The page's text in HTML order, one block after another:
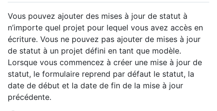
Vous pouvez ajouter des mises à jour de statut à
n’importe quel projet pour lequel vous avez accès en
écriture. Vous ne pouvez pas ajouter de mises à jour
de statut à un projet défini en tant que modèle.
Lorsque vous commencez à créer une mise à jour de
statut, le formulaire reprend par défaut le statut, la
date de début et la date de fin de la mise à jour
précédente.